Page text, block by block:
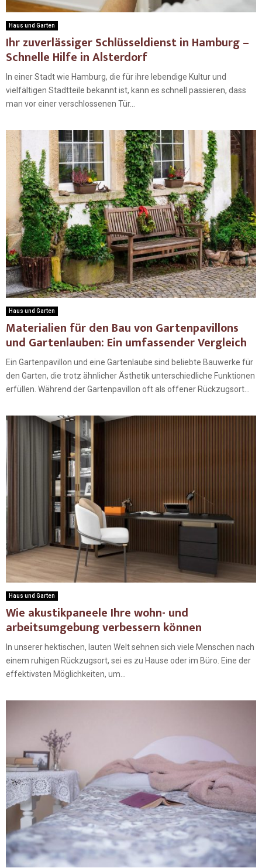
Haus und Garten
Ihr zuverlässiger Schlüsseldienst in Hamburg –
Schnelle Hilfe in Alsterdorf
In einer Stadt wie Hamburg, die für ihre lebendige Kultur und
vielfältigen Stadtteile bekannt ist, kann es schnell passieren, dass
man vor einer verschlossenen Tür...
Haus und Garten
Materialien für den Bau von Gartenpavillons
und Gartenlauben: Ein umfassender Vergleich
Ein Gartenpavillon und eine Gartenlaube sind beliebte Bauwerke für
den Garten, die trotz ähnlicher Ästhetik unterschiedliche Funktionen
erfüllen. Während der Gartenpavillon oft als offener Rückzugsort...
Haus und Garten
Wie akustikpaneele Ihre wohn- und
arbeitsumgebung verbessern können
In unserer hektischen, lauten Welt sehnen sich viele Menschen nach
einem ruhigen Rückzugsort, sei es zu Hause oder im Büro. Eine der
effektivsten Möglichkeiten, um...